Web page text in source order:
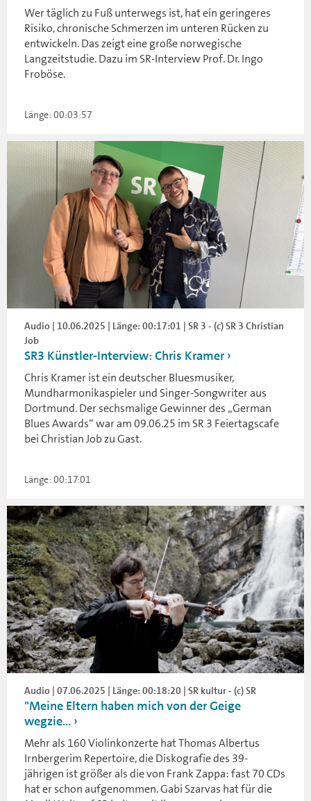
Wer täglich zu Fuß unterwegs ist, hat ein geringeres
Risiko, chronische Schmerzen im unteren Rücken zu
entwickeln. Das zeigt eine große norwegische
Langzeitstudie. Dazu im SR-Interview Prof. Dr. Ingo
Froböse.
Länge: 00:03:57
Audio | 10.06.2025 | Länge: 00:17:01 | SR 3 - (c) SR 3 Christian
Job
SR3 Künstler-Interview: Chris Kramer
Chris Kramer ist ein deutscher Bluesmusiker,
Mundharmonikaspieler und Singer-Songwriter aus
Dortmund. Der sechsmalige Gewinner des „German
Blues Awards“ war am 09.06.25 im SR 3 Feiertagscafe
bei Christian Job zu Gast.
Länge: 00:17:01
Audio | 07.06.2025 | Länge: 00:18:20 | SR kultur - (c) SR
"Meine Eltern haben mich von der Geige
wegzie...
Mehr als 160 Violinkonzerte hat Thomas Albertus
Irnbergerim Repertoire, die Diskografie des 39-
jährigen ist größer als die von Frank Zappa: fast 70 CDs
hat er schon aufgenommen. Gabi Szarvas hat für die